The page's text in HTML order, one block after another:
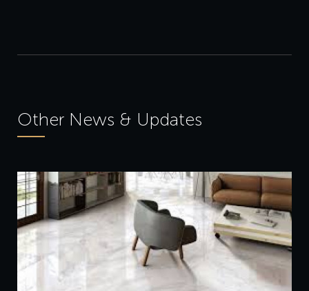
Other News & Updates